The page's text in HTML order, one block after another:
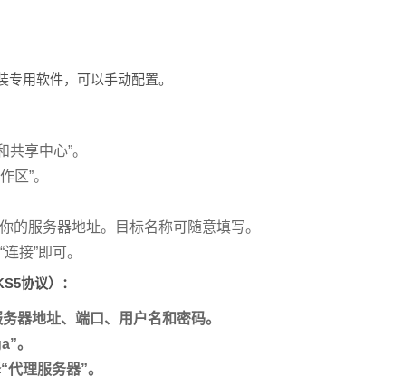
用软件，可以手动配置。
共享中心”。
区”。
的服务器地址。目标名称可随意填写。
接”即可。
协议）：
器地址、端口、用户名和密码。
。
理服务器”。